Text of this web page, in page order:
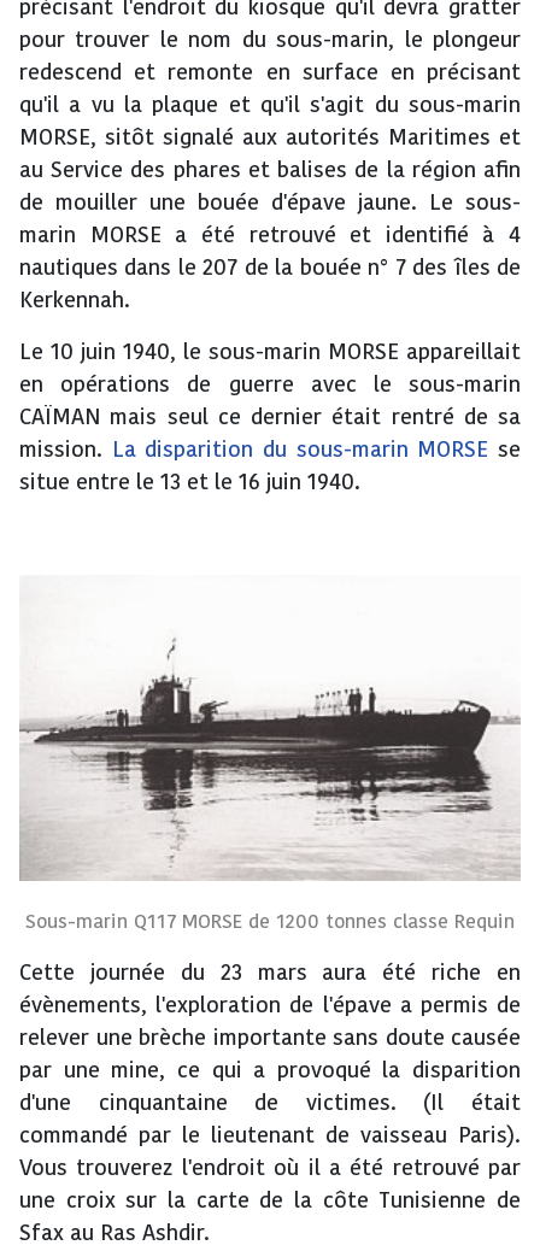
précisant l'endroit du kiosque qu'il devra gratter
pour trouver le nom du sous-marin, le plongeur
redescend et remonte en surface en précisant
qu'il a vu la plaque et qu'il s'agit du sous-marin
MORSE, sitôt signalé aux autorités Maritimes et
au Service des phares et balises de la région afin
de mouiller une bouée d'épave jaune. Le sous-
marin MORSE a été retrouvé et identifié à 4
nautiques dans le 207 de la bouée n° 7 des îles de
Kerkennah.
Le 10 juin 1940, le sous-marin MORSE appareillait
en opérations de guerre avec le sous-marin
CAÏMAN mais seul ce dernier était rentré de sa
mission. La disparition du sous-marin MORSE se
situe entre le 13 et le 16 juin 1940.
Sous-marin Q117 MORSE de 1200 tonnes classe Requin
Cette journée du 23 mars aura été riche en
évènements, l'exploration de l'épave a permis de
relever une brèche importante sans doute causée
par une mine, ce qui a provoqué la disparition
d'une cinquantaine de victimes. (Il était
commandé par le lieutenant de vaisseau Paris).
Vous trouverez l'endroit où il a été retrouvé par
une croix sur la carte de la côte Tunisienne de
Sfax au Ras Ashdir.